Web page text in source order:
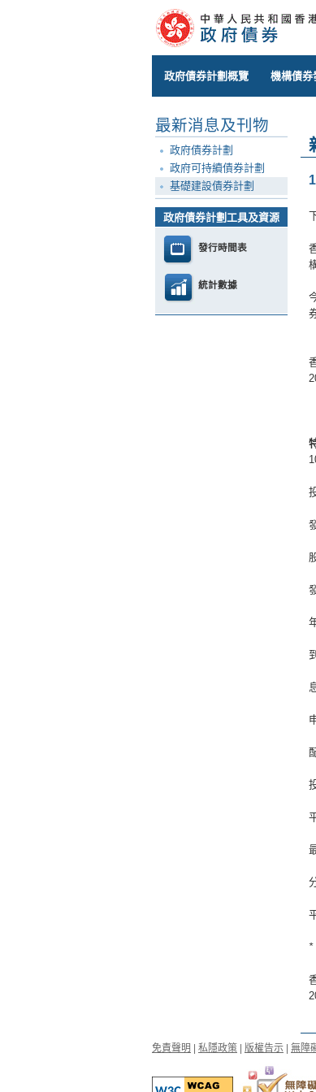
政府債券計劃概覽 機構債券
最新消息及刊物
政府債券計劃
政府可持續債券計劃
基礎建設債券計劃
政府債券計劃工具及資源
發行時間表
統計數據
*
免責聲明 私隱政策 版權告示 無障